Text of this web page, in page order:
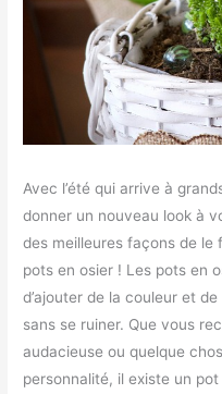
Avec l’été qui arrive à
donner un nouveau look à
des meilleures façons de le
pots en osier ! Les pots en
d’ajouter de la couleur et
sans se ruiner. Que vous
audacieuse ou quelque
personnalité, il existe un